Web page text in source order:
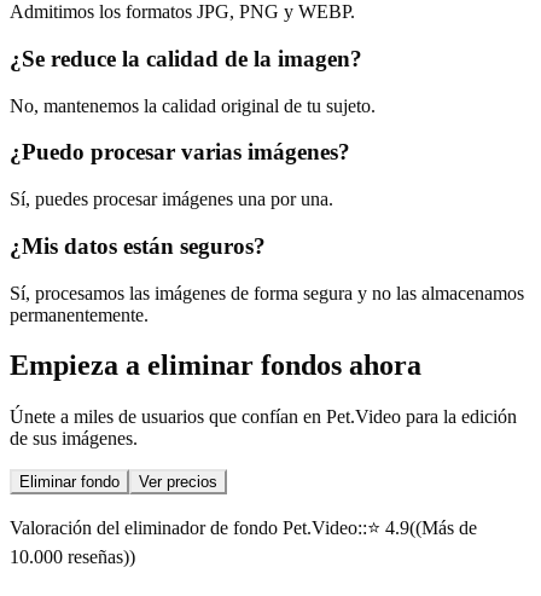
Admitimos los formatos JPG, PNG y WEBP.
¿Se reduce la calidad de la imagen?
No, mantenemos la calidad original de tu sujeto.
¿Puedo procesar varias imágenes?
Sí, puedes procesar imágenes una por una.
¿Mis datos están seguros?
Sí, procesamos las imágenes de forma segura y no las almacenamos
permanentemente.
Empieza a eliminar fondos ahora
Únete a miles de usuarios que confían en Pet.Video para la edición
de sus imágenes.
Eliminar fondo Ver precios
Valoración del eliminador de fondo Pet.Video::⭐ 4.9((Más de
10.000 reseñas))